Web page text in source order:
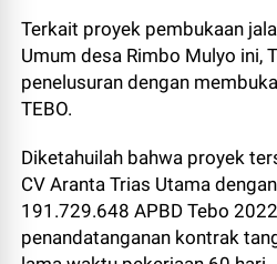
Terkait proyek pembukaan
Umum desa Rimbo Mulyo ini,
penelusuran dengan
TEBO.
Diketahuilah bahwa proyek
CV Aranta Trias Utama
191.729.648 APBD Tebo
penandatanganan kontrak